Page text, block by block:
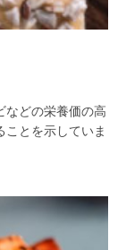
などの栄養価の高
とを示していま